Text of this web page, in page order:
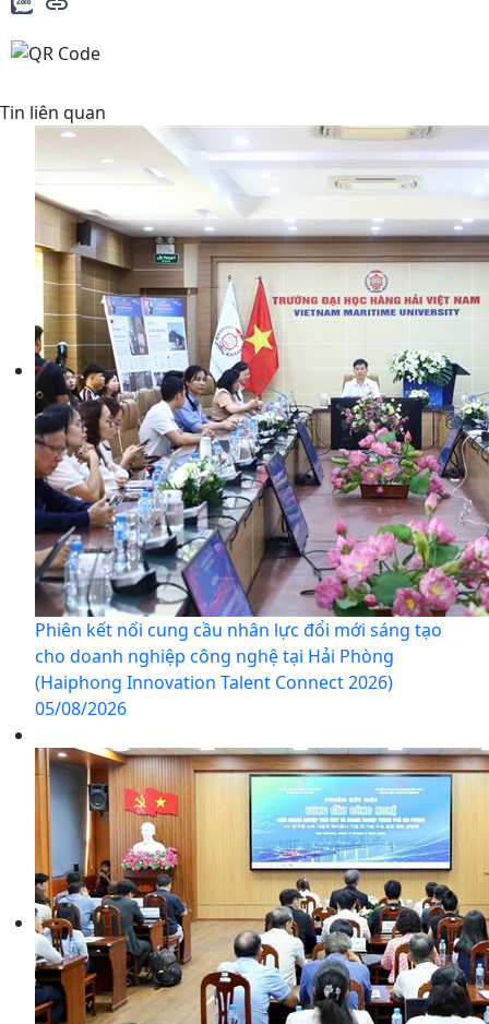
Tin liên quan
Phiên kết nối cung cầu nhân lực đổi mới sáng tạo
cho doanh nghiệp công nghệ tại Hải Phòng
(Haiphong Innovation Talent Connect 2026)
05/08/2026